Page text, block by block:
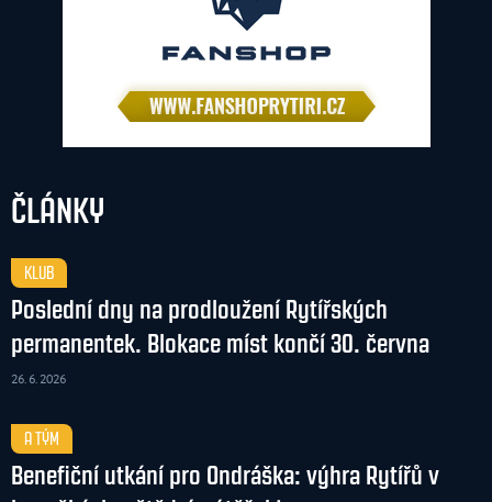
ČLÁNKY
KLUB
Poslední dny na prodloužení Rytířských
permanentek. Blokace míst končí 30. června
26. 6. 2026
A TÝM
Benefiční utkání pro Ondráška: výhra Rytířů v